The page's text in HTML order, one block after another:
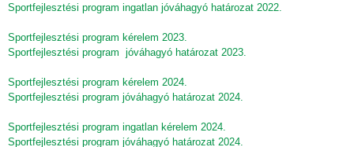
Sportfejlesztési program ingatlan jóváhagyó határozat 2022.
Sportfejlesztési program kérelem 2023.
Sportfejlesztési program jóváhagyó határozat 2023.
Sportfejlesztési program kérelem 2024.
Sportfejlesztési program jóváhagyó határozat 2024.
Sportfejlesztési program ingatlan kérelem 2024.
Sportfejlesztési program jóváhagyó határozat 2024.